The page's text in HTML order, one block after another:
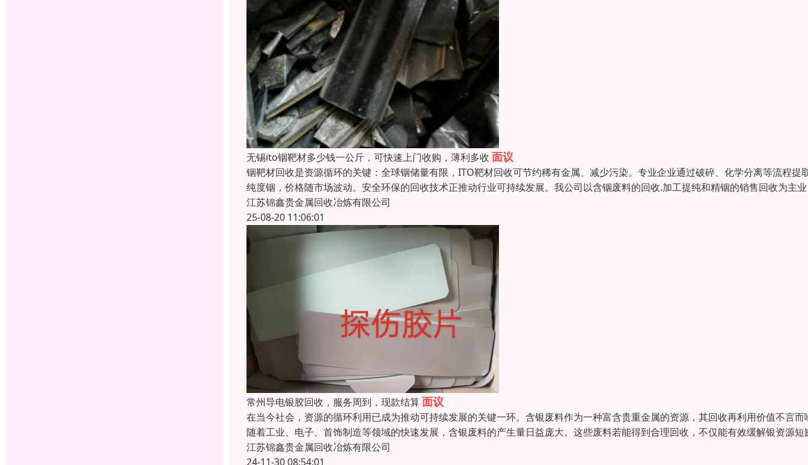
无锡ito铟靶材多少钱一公斤，可快速上门收购，薄利多收 面议
铟靶材回收是资源循环的关键：全球铟储量有限，ITO靶材回收可节约稀有金属、减少污染。专业企业通过破碎、化学分离等流程提
纯度铟，价格随市场波动。安全环保的回收技术正推动行业可持续发展。我公司以含铟废料的回收.加工提纯和精铟的销售回收为主业
江苏锦鑫贵金属回收冶炼有限公司
25-08-20 11:06:01
常州导电银胶回收，服务周到，现款结算面议
在当今社会，资源的循环利用已成为推动可持续发展的关键一环。含银废料作为一种富含贵重金属的资源，其回收再利用价值不言而
随着工业、电子、首饰制造等领域的快速发展，含银废料的产生量日益庞大。这些废料若能得到合理回收，不仅能有效缓解银资源短
江苏锦鑫贵金属回收冶炼有限公司
24-11-30 08:54:01